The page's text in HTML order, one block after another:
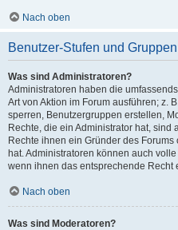
Nach oben
Benutzer-Stufen und Gruppen
Was sind Administratoren?
Administratoren haben die
Art von Aktion im Forum ausführen; z.
sperren, Benutzergruppen erstellen,
Rechte, die ein Administrator hat,
Rechte ihnen ein Gründer des
hat. Administratoren können auch
wenn ihnen das entsprechende Recht
Nach oben
Was sind Moderatoren?